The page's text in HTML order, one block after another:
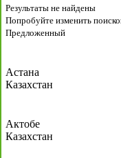
Результаты не найдены
Попробуйте изменить
Предложенный
Астана
Казахстан
Актобе
Казахстан